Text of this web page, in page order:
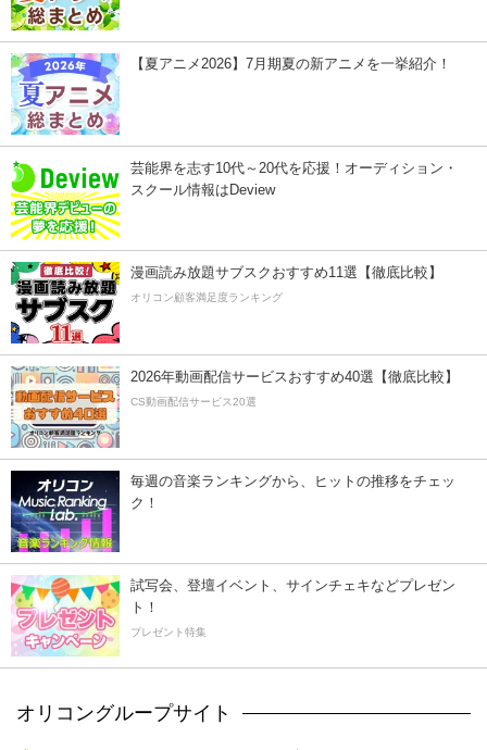
【夏アニメ2026】7月期夏の新アニメを一挙紹介！
芸能界を志す10代～20代を応援！オーディション・
スクール情報はDeview
漫画読み放題サブスクおすすめ11選【徹底比較】
オリコン顧客満足度ランキング
2026年動画配信サービスおすすめ40選【徹底比較】
CS動画配信サービス20選
毎週の音楽ランキングから、ヒットの推移をチェッ
ク！
試写会、登壇イベント、サインチェキなどプレゼン
ト！
プレゼント特集
オリコングループサイト